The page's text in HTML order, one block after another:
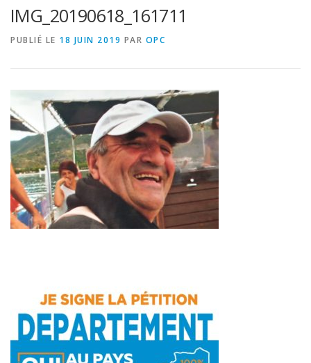
ADHÉSION CHARTE DE VALEURS
IMG_20190618_161711
PUBLIÉ LE 18 JUIN 2019 PAR OPC